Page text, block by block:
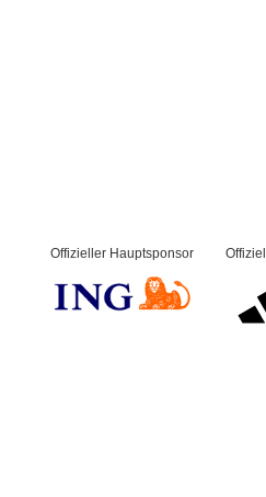
Offizieller Hauptsponsor